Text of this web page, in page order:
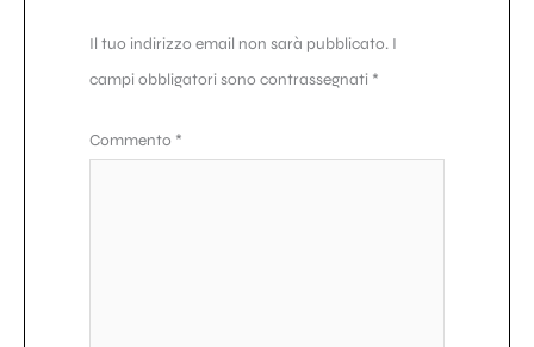
Il tuo indirizzo email non sarà pubblicato. I
campi obbligatori sono contrassegnati *
Commento *